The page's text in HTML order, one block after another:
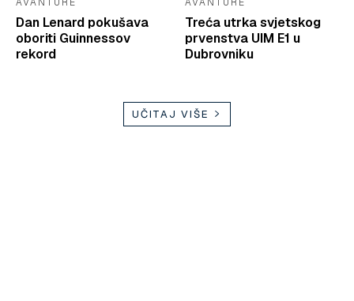
Dan Lenard pokušava
oboriti Guinnessov
rekord
Treća utrka svjetskog
prvenstva UIM E1 u
Dubrovniku
UČITAJ VIŠE